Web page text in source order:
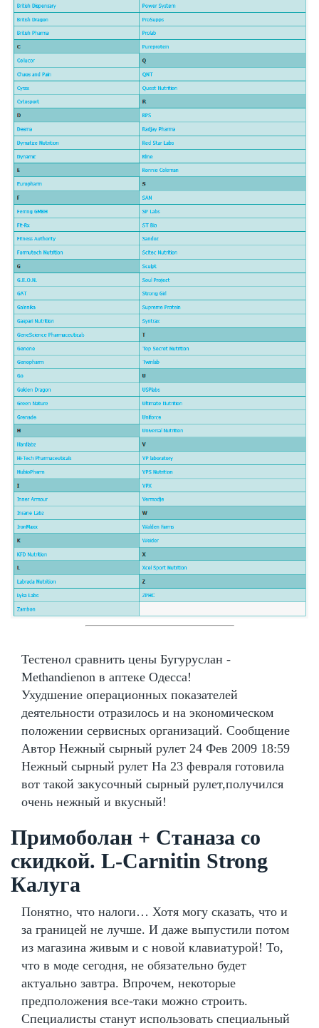
Тестенол сравнить цены Бугуруслан -
Methandienon в аптеке Одесса!
Ухудшение операционных показателей
деятельности отразилось и на экономическом
положении сервисных организаций. Сообщение
Автор Нежный сырный рулет 24 Фев 2009 18:59
Нежный сырный рулет На 23 февраля готовила
вот такой закусочный сырный рулет,получился
очень нежный и вкусный!
Примоболан + Станаза со
скидкой. L-Carnitin Strong
Калуга
Понятно, что налоги… Хотя могу сказать, что и
за границей не лучше. И даже выпустили потом
из магазина живым и с новой клавиатурой! То,
что в моде сегодня, не обязательно будет
актуально завтра. Впрочем, некоторые
предположения все-таки можно строить.
Специалисты станут использовать специальный